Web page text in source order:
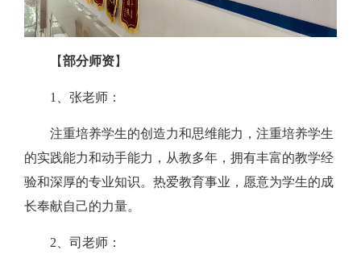
【部分师资】
1、张老师：
注重培养学生的创造力和思维能力，注重培养学生
的实践能力和动手能力，从教多年，拥有丰富的教学经
验和深厚的专业知识。热爱教育事业，愿意为学生的成
长奉献自己的力量。
2、司老师：